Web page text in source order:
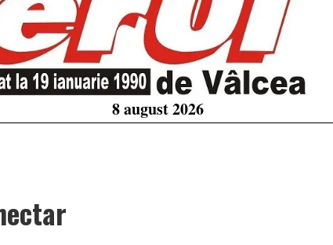
8 august 2026